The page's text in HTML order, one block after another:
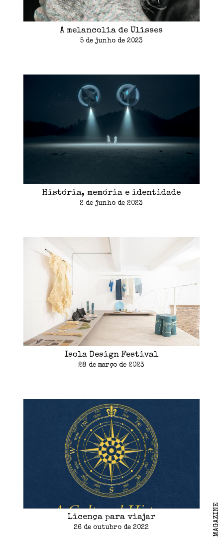
A melancolia de Ulisses
5 de junho de 2023
História, memória e identidade
2 de junho de 2023
Isola Design Festival
28 de março de 2023
Licença para viajar
26 de outubro de 2022